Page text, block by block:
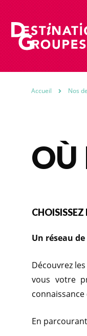
Accueil Nos
OÙ
Un réseau
Découvrez
vous votre
En